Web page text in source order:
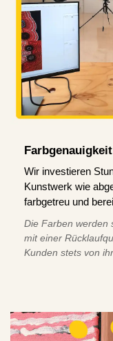
Wir investieren
Kunstwerk wie
farbgetreu und
Die Farben werden
mit einer
Kunden stets von